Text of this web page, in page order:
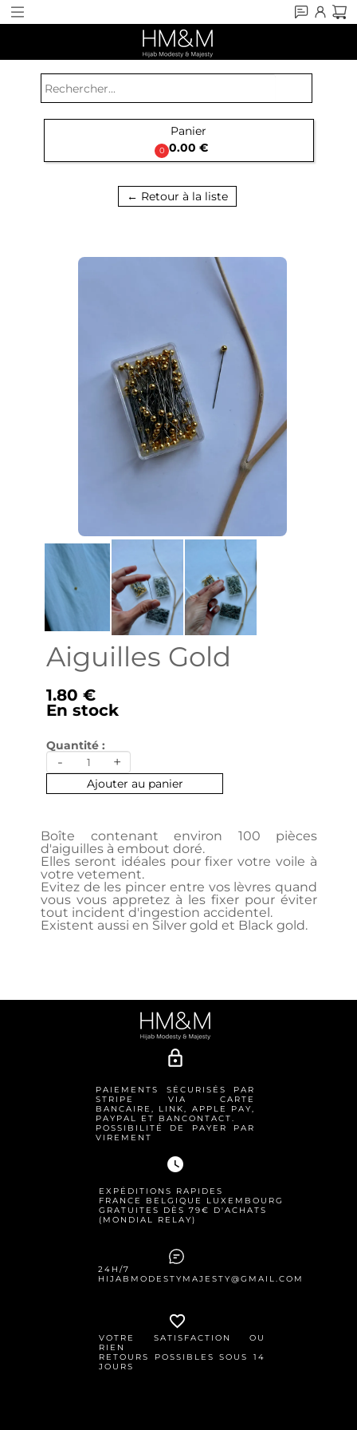
24H/7
HIJABMODESTYMAJESTY@GMAIL.COM
watch_later
EXPÉDITIONS RAPIDES
FRANCE BELGIQUE LUXEMBOURG
GRATUITES DÈS 79€ D'ACHATS
(MONDIAL RELAY)
favorite_border
lock_outline
VOTRE SATISFACTION OU
RIEN
RETOURS POSSIBLES SOUS 14
JOURS
PAIEMENTS SÉCURISÉS PAR
STRIPE VIA CARTE
BANCAIRE, LINK, APPLE PAY,
PAYPAL ET BANCONTACT.
POSSIBILITÉ DE PAYER PAR
VIREMENT
0
Panier
0.00 €
← Retour à la liste
Aiguilles Gold
1.80 €
En stock
Quantité :
- +
Ajouter au panier
Boîte contenant environ 100 pièces
d'aiguilles à embout doré.
Elles seront idéales pour fixer votre voile à
votre vetement.
Evitez de les pincer entre vos lèvres quand
vous vous appretez à les fixer pour éviter
tout incident d'ingestion accidentel.
Existent aussi en Silver gold et Black gold.